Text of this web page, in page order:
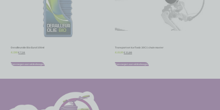
Derailleurolie Bio Eurol 100ml
€ 7,95 € 7,16
Toevoegen aan winkelwagen
Transportset IceToolz 30C1 chain master
€ 12,95 € 11,66
Toevoegen aan winkelwagen